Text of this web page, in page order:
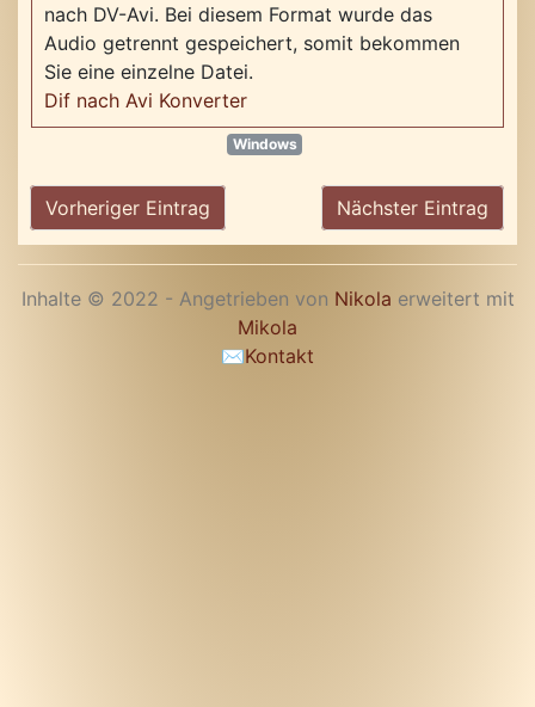
nach DV-Avi. Bei diesem Format wurde das
Audio getrennt gespeichert, somit bekommen
Sie eine einzelne Datei.
Dif nach Avi Konverter
Windows
Vorheriger Eintrag Nächster Eintrag
Inhalte © 2022 - Angetrieben von Nikola erweitert mit
Mikola
✉Kontakt